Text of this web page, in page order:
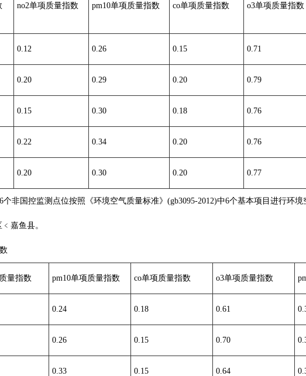
no2单项质量指数 pm10单项质量指数 co单项质量指数 o3单项质量指数
0.12 0.26 0.15 0.71
0.20 0.29 0.20 0.79
0.15 0.30 0.18 0.76
0.22 0.34 0.20 0.76
0.20 0.30 0.20 0.77
非国控监测点位按照《环境空气质量标准》(gb3095-2012)中6个基本项目进行环
嘉鱼县。
量指数 pm10单项质量指数 co单项质量指数 o3单项质量指数
0.24 0.18 0.61
0.26 0.15 0.70
0.33 0.15 0.64